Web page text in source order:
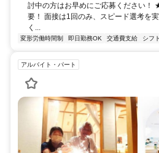
討中の方はお早めにご応募ください！
要！ 面接は1回のみ、スピード選考を
く...
変形労働時間制 即日勤務OK 交通費支給 シフ
アルバイト・パート